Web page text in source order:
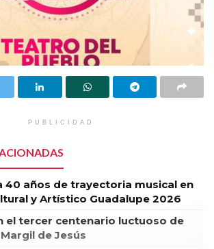
PUBLICIDAD
40 años de trayectoria musical en
y Artístico Guadalupe 2026
el tercer centenario luctuoso de
de Jesús